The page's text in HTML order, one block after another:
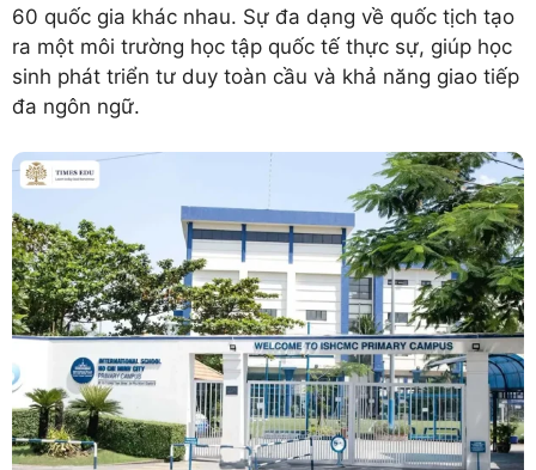
60 quốc gia khác nhau. Sự đa dạng về quốc tịch tạo
ra một môi trường học tập quốc tế thực sự, giúp học
sinh phát triển tư duy toàn cầu và khả năng giao tiếp
đa ngôn ngữ.